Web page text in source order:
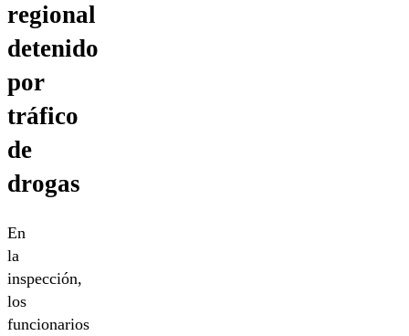
regional
detenido
por
tráfico
de
drogas
En
la
inspección,
los
funcionarios